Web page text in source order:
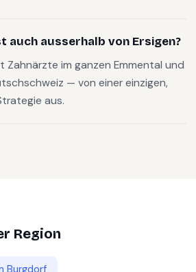
auch ausserhalb von Ersigen?
Zahnärzte im ganzen Emmental und
— von einer einzigen,
aus.
Region
Burgdorf